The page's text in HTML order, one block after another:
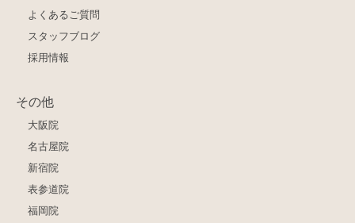
よくあるご質問
スタッフブログ
採用情報
その他
大阪院
名古屋院
新宿院
表参道院
福岡院